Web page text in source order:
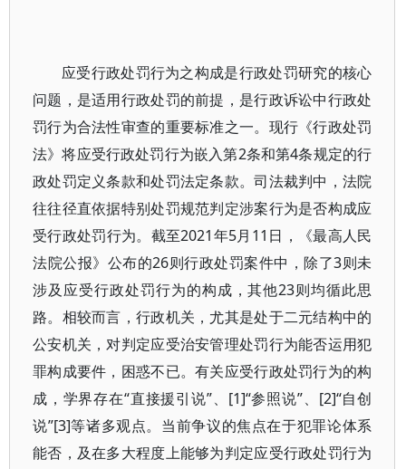
应受行政处罚行为之构成是行政处罚研究的核心
问题，是适用行政处罚的前提，是行政诉讼中行政处
罚行为合法性审查的重要标准之一。现行《行政处罚
法》将应受行政处罚行为嵌入第2条和第4条规定的行
政处罚定义条款和处罚法定条款。司法裁判中，法院
往往径直依据特别处罚规范判定涉案行为是否构成应
受行政处罚行为。截至2021年5月11日，《最高人民
法院公报》公布的26则行政处罚案件中，除了3则未
涉及应受行政处罚行为的构成，其他23则均循此思
路。相较而言，行政机关，尤其是处于二元结构中的
公安机关，对判定应受治安管理处罚行为能否运用犯
罪构成要件，困惑不已。有关应受行政处罚行为的构
成，学界存在“直接援引说”、[1]“参照说”、[2]“自创
说”[3]等诸多观点。当前争议的焦点在于犯罪论体系
能否，及在多大程度上能够为判定应受行政处罚行为